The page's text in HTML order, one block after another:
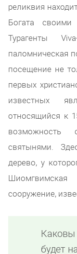
реликвия
Богата
Турагенты
паломническая
посещение не
первых
известных
относящийся к
возможность
святынями.
дерево, у
сооружение,
Каковы
будет